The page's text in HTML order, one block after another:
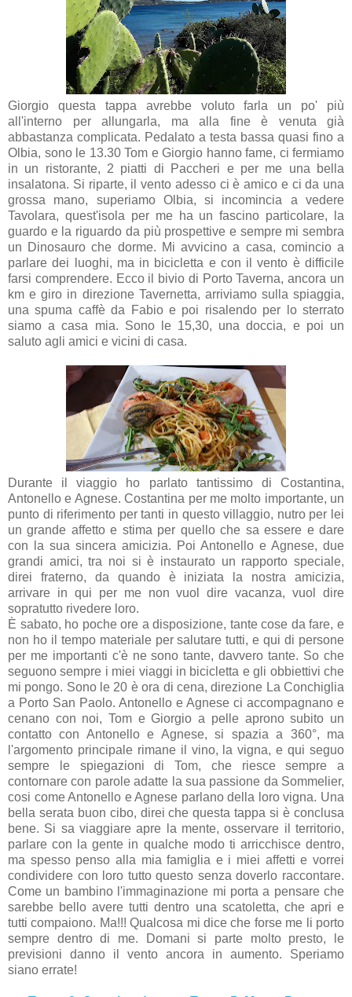
Giorgio questa tappa avrebbe voluto farla un po' più
all'interno per allungarla, ma alla fine è venuta già
abbastanza complicata. Pedalato a testa bassa quasi fino a
Olbia, sono le 13.30 Tom e Giorgio hanno fame, ci fermiamo
in un ristorante, 2 piatti di Paccheri e per me una bella
insalatona. Si riparte, il vento adesso ci è amico e ci da una
grossa mano, superiamo Olbia, si incomincia a vedere
Tavolara, quest'isola per me ha un fascino particolare, la
guardo e la riguardo da più prospettive e sempre mi sembra
un Dinosauro che dorme. Mi avvicino a casa, comincio a
parlare dei luoghi, ma in bicicletta e con il vento è difficile
farsi comprendere. Ecco il bivio di Porto Taverna, ancora un
km e giro in direzione Tavernetta, arriviamo sulla spiaggia,
una spuma caffè da Fabio e poi risalendo per lo sterrato
siamo a casa mia. Sono le 15,30, una doccia, e poi un
saluto agli amici e vicini di casa.
Durante il viaggio ho parlato tantissimo di Costantina,
Antonello e Agnese. Costantina per me molto importante, un
punto di riferimento per tanti in questo villaggio, nutro per lei
un grande affetto e stima per quello che sa essere e dare
con la sua sincera amicizia. Poi Antonello e Agnese, due
grandi amici, tra noi si è instaurato un rapporto speciale,
direi fraterno, da quando è iniziata la nostra amicizia,
arrivare in qui per me non vuol dire vacanza, vuol dire
sopratutto rivedere loro.
È sabato, ho poche ore a disposizione, tante cose da fare, e
non ho il tempo materiale per salutare tutti, e qui di persone
per me importanti c'è ne sono tante, davvero tante. So che
seguono sempre i miei viaggi in bicicletta e gli obbiettivi che
mi pongo. Sono le 20 è ora di cena, direzione La Conchiglia
a Porto San Paolo. Antonello e Agnese ci accompagnano e
cenano con noi, Tom e Giorgio a pelle aprono subito un
contatto con Antonello e Agnese, si spazia a 360°, ma
l'argomento principale rimane il vino, la vigna, e qui seguo
sempre le spiegazioni di Tom, che riesce sempre a
contornare con parole adatte la sua passione da Sommelier,
cosi come Antonello e Agnese parlano della loro vigna. Una
bella serata buon cibo, direi che questa tappa si è conclusa
bene. Si sa viaggiare apre la mente, osservare il territorio,
parlare con la gente in qualche modo ti arricchisce dentro,
ma spesso penso alla mia famiglia e i miei affetti e vorrei
condividere con loro tutto questo senza doverlo raccontare.
Come un bambino l'immaginazione mi porta a pensare che
sarebbe bello avere tutti dentro una scatoletta, che apri e
tutti compaiono. Ma!!! Qualcosa mi dice che forse me li porto
sempre dentro di me. Domani si parte molto presto, le
previsioni danno il vento ancora in aumento. Speriamo
siano errate!